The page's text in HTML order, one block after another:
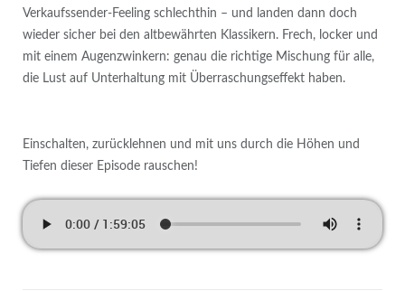
Verkaufssender-Feeling schlechthin – und landen dann doch
wieder sicher bei den altbewährten Klassikern. Frech, locker und
mit einem Augenzwinkern: genau die richtige Mischung für alle,
die Lust auf Unterhaltung mit Überraschungseffekt haben.
Einschalten, zurücklehnen und mit uns durch die Höhen und
Tiefen dieser Episode rauschen!